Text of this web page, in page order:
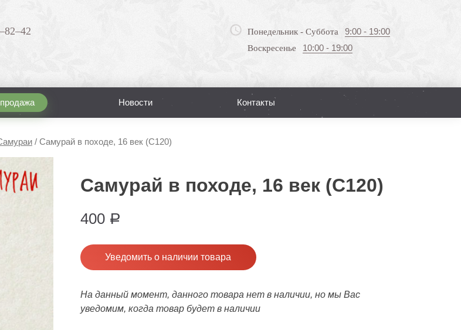
Понедельник - Суббота 9:00 - 19:00
Воскресенье 10:00 - 19:00
Новости Контакты
/ Самурай в походе, 16 век (С120)
Самурай в походе, 16 век (С120)
400 Р
Уведомить о наличии товара
На данный момент, данного товара нет в наличии, но мы Вас
уведомим, когда товар будет в наличии